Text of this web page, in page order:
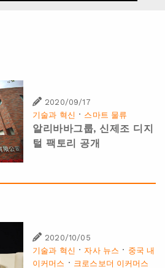
2020/09/17
기술과 혁신 · 스마트 물류
알리바바그룹, 신제조 디지
털 팩토리 공개
2020/10/05
기술과 혁신 ·자사 뉴스 · 중국 내
이커머스 · 크로스보더 이커머스